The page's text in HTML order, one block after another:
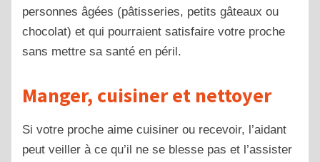
personnes âgées (pâtisseries, petits gâteaux ou
chocolat) et qui pourraient satisfaire votre proche
sans mettre sa santé en péril.
Manger, cuisiner et nettoyer
Si votre proche aime cuisiner ou recevoir, l’aidant
peut veiller à ce qu’il ne se blesse pas et l’assister